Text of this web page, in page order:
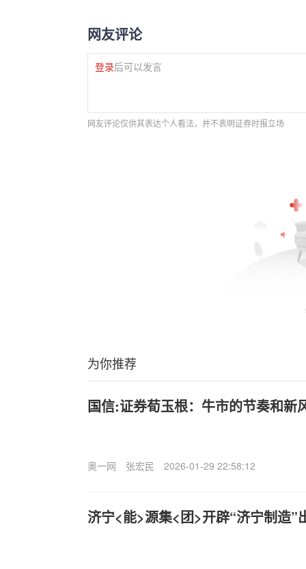
网友评论
登录后可以发言
网友评论仅供其表达个人看法，并不表明证券时报立场
为你推荐
国信:证券荀玉根：牛市的节奏和新
奥一网 张宏民 2026-01-29 22:58:12
济宁<能>源集<团>开辟“济宁制造”